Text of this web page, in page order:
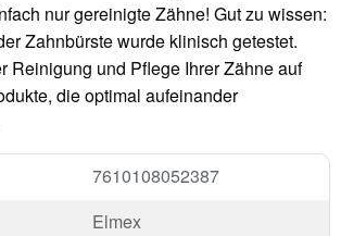
nur gereinigte Zähne! Gut zu wissen:
Zahnbürste wurde klinisch getestet.
Reinigung und Pflege Ihrer Zähne auf
die optimal aufeinander
7610108052387
Elmex